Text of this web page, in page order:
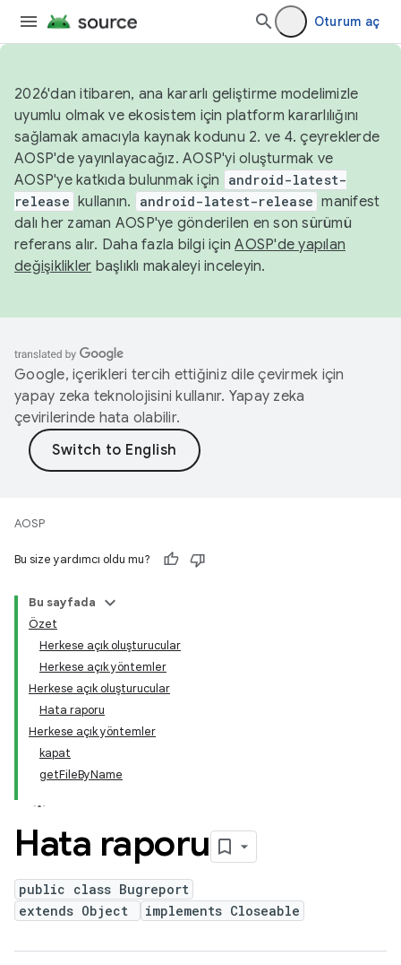
Oturum aç
2026'dan itibaren, ana kararlı geliştirme modelimizle
uyumlu olmak ve ekosistem için platform kararlılığını
sağlamak amacıyla kaynak kodunu 2. ve 4. çeyreklerde
AOSP'de yayınlayacağız. AOSP'yi oluşturmak ve
AOSP'ye katkıda bulunmak için
android-latest-
release kullanın. android-latest-release manifest
dalı her zaman AOSP'ye gönderilen en son sürümü
referans alır. Daha fazla bilgi içinAOSP'de yapılan
değişiklikler başlıklı makaleyi inceleyin.
Google, içerikleri tercih ettiğiniz dile çevirmek için
yapay zeka teknolojisini kullanır. Yapay zeka
çevirilerinde hata olabilir.
AOSP
Bu size yardımcı oldu mu?
Bu sayfada
Özet
Herkese açık oluşturucular
Herkese açık yöntemler
Herkese açık oluşturucular
Hata raporu
Herkese açık yöntemler
kapat
getFileByName
Hata raporu
public class Bugreport
extends Object
implements Closeable